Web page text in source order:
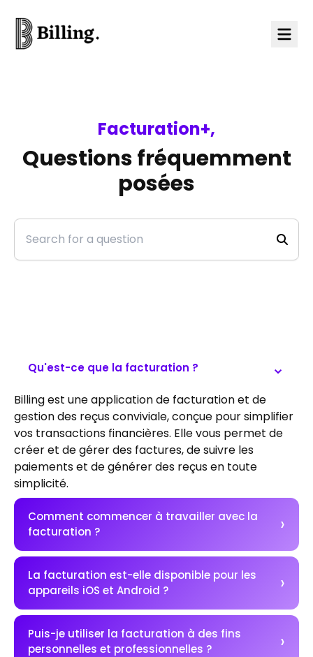
Facturation+,
Questions fréquemment
posées
Qu'est-ce que la facturation ?
Billing est une application de facturation et de
gestion des reçus conviviale, conçue pour simplifier
vos transactions financières. Elle vous permet de
créer et de gérer des factures, de suivre les
paiements et de générer des reçus en toute
simplicité.
Comment commencer à travailler avec la
facturation ?
La facturation est-elle disponible pour les
appareils iOS et Android ?
Puis-je utiliser la facturation à des fins
personnelles et professionnelles ?